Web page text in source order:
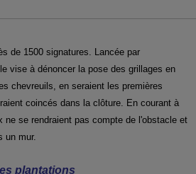
de 1500 signatures. Lancée par
vise à dénoncer la pose des grillages en
chevreuils, en seraient les premières
coincés dans la clôture. En courant à
ne se rendraient pas compte de l'obstacle et
un mur.
plantations